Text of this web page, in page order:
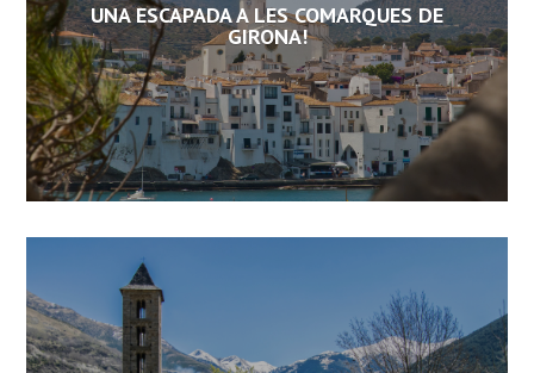
UNA ESCAPADA A LES COMARQUES DE
GIRONA!